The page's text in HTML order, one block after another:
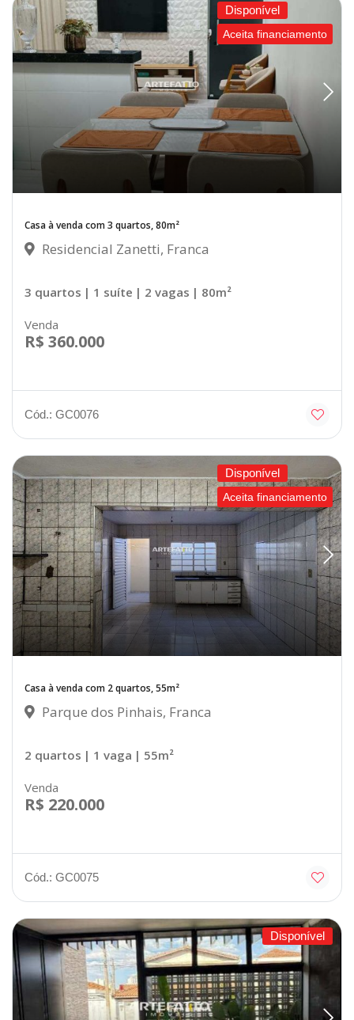
Disponível
Aceita financiamento
Casa à venda com 3 quartos, 80m²
Residencial Zanetti, Franca
3 quartos | 1 suíte | 2 vagas | 80m²
Venda
R$ 360.000
Cód.: GC0076
Disponível
Aceita financiamento
Casa à venda com 2 quartos, 55m²
Parque dos Pinhais, Franca
2 quartos | 1 vaga | 55m²
Venda
R$ 220.000
Cód.: GC0075
Disponível